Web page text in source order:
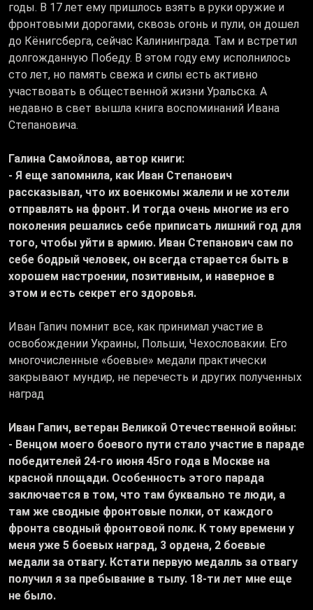
годы. В 17 лет ему пришлось взять в руки оружие и
фронтовыми дорогами, сквозь огонь и пули, он дошел
до Кёнигсберга, сейчас Калининграда. Там и встретил
долгожданную Победу. В этом году ему исполнилось
сто лет, но память свежа и силы есть активно
участвовать в общественной жизни Уральска. А
недавно в свет вышла книга воспоминаний Ивана
Степановича.
Галина Самойлова, автор книги:
- Я еще запомнила, как Иван Степанович
рассказывал, что их военкомы жалели и не хотели
отправлять на фронт. И тогда очень многие из его
поколения решались себе приписать лишний год для
того, чтобы уйти в армию. Иван Степанович сам по
себе бодрый человек, он всегда старается быть в
хорошем настроении, позитивным, и наверное в
этом и есть секрет его здоровья.
Иван Гапич помнит все, как принимал участие в
освобождении Украины, Польши, Чехословакии. Его
многочисленные «боевые» медали практически
закрывают мундир, не перечесть и других полученных
наград
Иван Гапич, ветеран Великой Отечественной войны:
- Венцом моего боевого пути стало участие в параде
победителей 24-го июня 45го года в Москве на
красной площади. Особенность этого парада
заключается в том, что там буквально те люди, а
там же сводные фронтовые полки, от каждого
фронта сводный фронтовой полк. К тому времени у
меня уже 5 боевых наград, 3 ордена, 2 боевые
медали за отвагу. Кстати первую медалль за отвагу
получил я за пребывание в тылу. 18-ти лет мне еще
не было.